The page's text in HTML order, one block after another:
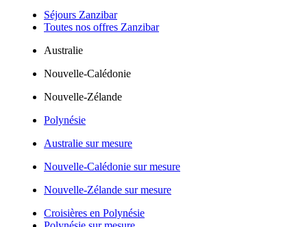
Séjours Zanzibar
Toutes nos offres Zanzibar
Australie
Nouvelle-Calédonie
Nouvelle-Zélande
Polynésie
Australie sur mesure
Nouvelle-Calédonie sur mesure
Nouvelle-Zélande sur mesure
Croisières en Polynésie